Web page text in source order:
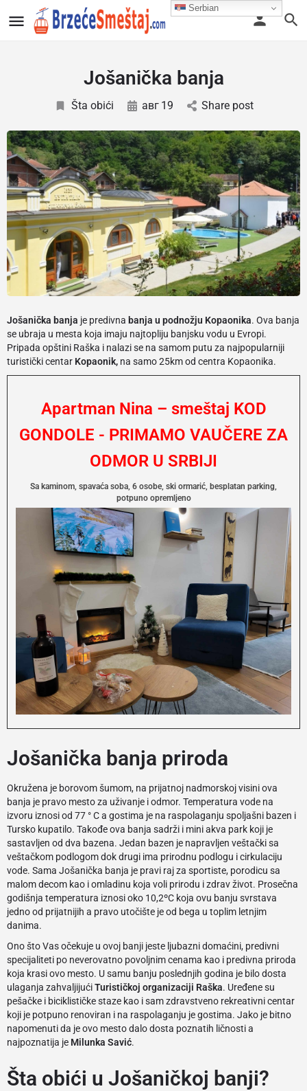
Jošanička banja
Šta obići авг 19 Share post
Jošanička banja je predivna banja u podnožju Kopaonika. Ova banja
se ubraja u mesta koja imaju najtopliju banjsku vodu u Evropi.
Pripada opštini Raška i nalazi se na samom putu za najpopularniji
turistički centar Kopaonik, na samo 25km od centra Kopaonika.
Apartman Nina – smeštaj KOD
GONDOLE - PRIMAMO VAUČERE ZA
ODMOR U SRBIJI
Sa kaminom, spavaća soba, 6 osobe, ski ormarić, besplatan parking,
potpuno opremljeno
Jošanička banja priroda
Okružena je borovom šumom, na prijatnoj nadmorskoj visini ova
banja je pravo mesto za uživanje i odmor. Temperatura vode na
izvoru iznosi od 77 ° C a gostima je na raspolaganju spoljašni bazen i
Tursko kupatilo. Takođe ova banja sadrži i mini akva park koji je
sastavljen od dva bazena. Jedan bazen je napravljen veštački sa
veštačkom podlogom dok drugi ima prirodnu podlogu i cirkulaciju
vode. Sama Jošanička banja je pravi raj za sportiste, porodicu sa
malom decom kao i omladinu koja voli prirodu i zdrav život. Prosečna
godišnja temperatura iznosi oko 10,2ºC koja ovu banju svrstava
jedno od prijatnijih a pravo utočište je od bega u toplim letnjim
danima.
Ono što Vas očekuje u ovoj banji jeste ljubazni domaćini, predivni
specijaliteti po neverovatno povoljnim cenama kao i predivna priroda
koja krasi ovo mesto. U samu banju poslednjih godina je bilo dosta
ulaganja zahvaljijućiTurističkoj organizaciji Raška. Uređene su
pešačke i biciklističke staze kao i sam zdravstveno rekreativni centar
koji je potpuno renoviran i na raspolaganju je gostima. Jako je bitno
napomenuti da je ovo mesto dalo dosta poznatih ličnosti a
najpoznatija je Milunka Savić.
Šta obići u Jošaničkoj banji?
Serbian